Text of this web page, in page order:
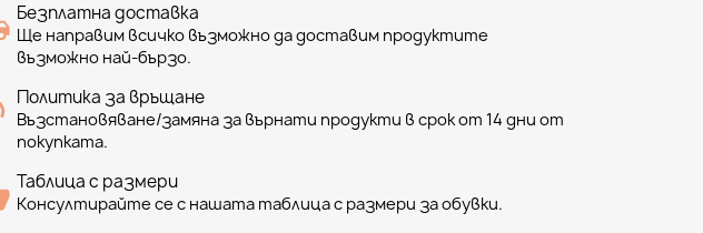
Безплатна доставка
Ще направим всичко възможно да доставим продуктите
възможно най-бързо.
Политика за връщане
Възстановяване/замяна за върнати продукти в срок от 14 дни от
покупката.
Таблица с размери
Консултирайте се с нашата таблица с размери за обувки.